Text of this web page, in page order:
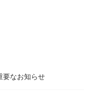
要なお知らせ